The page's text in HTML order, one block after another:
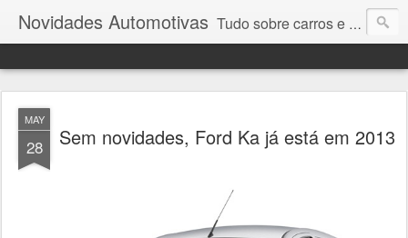
Novidades Automotivas Tudo sobre carros e motores
MAY
28 Sem novidades, Ford Ka já está em 2013